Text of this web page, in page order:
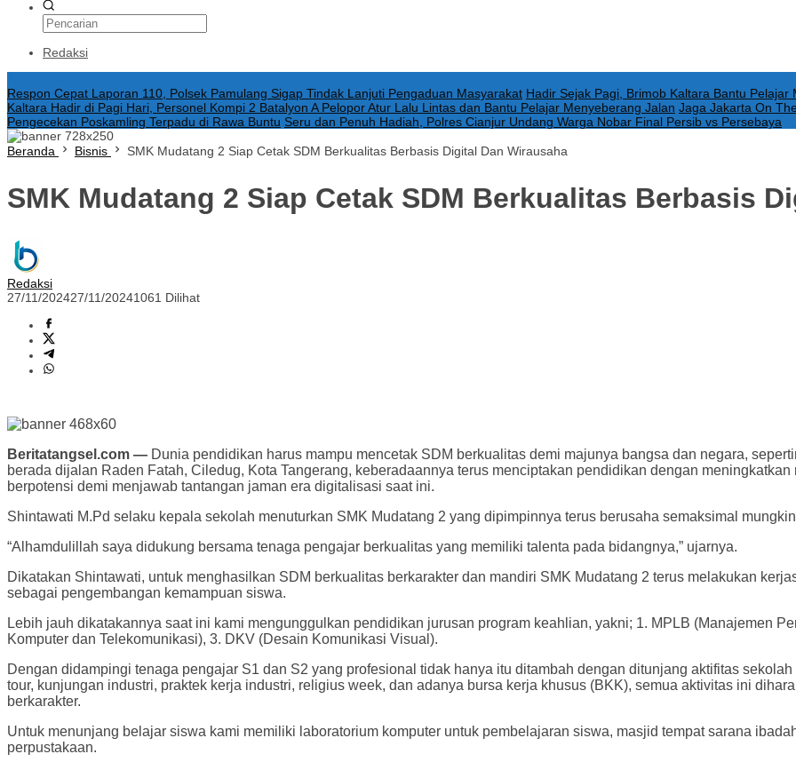
Redaksi
Respon Cepat Laporan 110, Polsek Pamulang Sigap Tindak Lanjuti Pengaduan Masyarakat Hadir Sejak Pagi, Brimob Kaltara Bantu
Kaltara Hadir di Pagi Hari, Personel Kompi 2 Batalyon A Pelopor Atur Lalu Lintas dan Bantu Pelajar Menyeberang Jalan Jaga Jakarta On
Pengecekan Poskamling Terpadu di Rawa Buntu Seru dan Penuh Hadiah, Polres Cianjur Undang Warga Nobar Final Persib vs Persebaya
Beranda Bisnis SMK Mudatang 2 Siap Cetak SDM Berkualitas Berbasis Digital Dan Wirausaha
SMK Mudatang 2 Siap Cetak SDM Berkualitas Berbasis
Redaksi
27/11/202427/11/20241061 Dilihat
Beritatangsel.com — Dunia pendidikan harus mampu mencetak SDM berkualitas demi majunya bangsa dan negara,
berada dijalan Raden Fatah, Ciledug, Kota Tangerang, keberadaannya terus menciptakan pendidikan dengan
berpotensi demi menjawab tantangan jaman era digitalisasi saat ini.
Shintawati M.Pd selaku kepala sekolah menuturkan SMK Mudatang 2 yang dipimpinnya terus berusaha semaksimal
“Alhamdulillah saya didukung bersama tenaga pengajar berkualitas yang memiliki talenta pada bidangnya,” ujarnya.
Dikatakan Shintawati, untuk menghasilkan SDM berkualitas berkarakter dan mandiri SMK Mudatang 2 terus melakukan
sebagai pengembangan kemampuan siswa.
Lebih jauh dikatakannya saat ini kami mengunggulkan pendidikan jurusan program keahlian, yakni; 1. MPLB (Manajemen
Komputer dan Telekomunikasi), 3. DKV (Desain Komunikasi Visual).
Dengan didampingi tenaga pengajar S1 dan S2 yang profesional tidak hanya itu ditambah dengan ditunjang aktifitas
tour, kunjungan industri, praktek kerja industri, religius week, dan adanya bursa kerja khusus (BKK), semua aktivitas ini
berkarakter.
Untuk menunjang belajar siswa kami memiliki laboratorium komputer untuk pembelajaran siswa, masjid tempat sarana
perpustakaan.